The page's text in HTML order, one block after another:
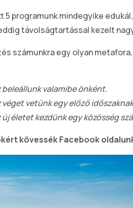
5 programunk mindegyike
távolságtartással kezelt
számunkra egy olyan
beleállunk valamibe önként.
vetünk egy előző
életet kezdünk egy közösség
kövessék Facebook